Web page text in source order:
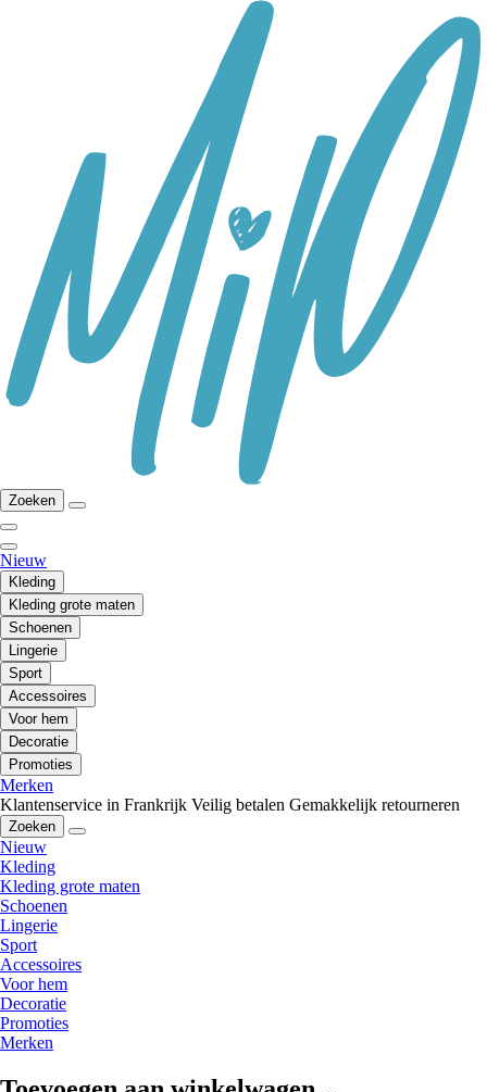
Zoeken
Nieuw
Kleding
Kleding grote maten
Schoenen
Lingerie
Sport
Accessoires
Voor hem
Decoratie
Promoties
Merken
Klantenservice in Frankrijk Veilig betalen Gemakkelijk retourneren
Zoeken
Nieuw
Kleding
Kleding grote maten
Schoenen
Lingerie
Sport
Accessoires
Voor hem
Decoratie
Promoties
Merken